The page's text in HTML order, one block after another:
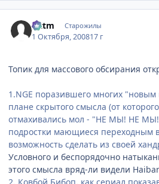
Littm Старожилы
1 Октября, 200817 г
Топик для массового обсирания
1.NGE поразившего многих
плане скрытого смысла (от
отмахивались мол - "НЕ МЫ! НЕ
подростки мающиеся переходным
возможность сделать из своей
Условного и беспорядочно
этого смысла вряд-ли видели